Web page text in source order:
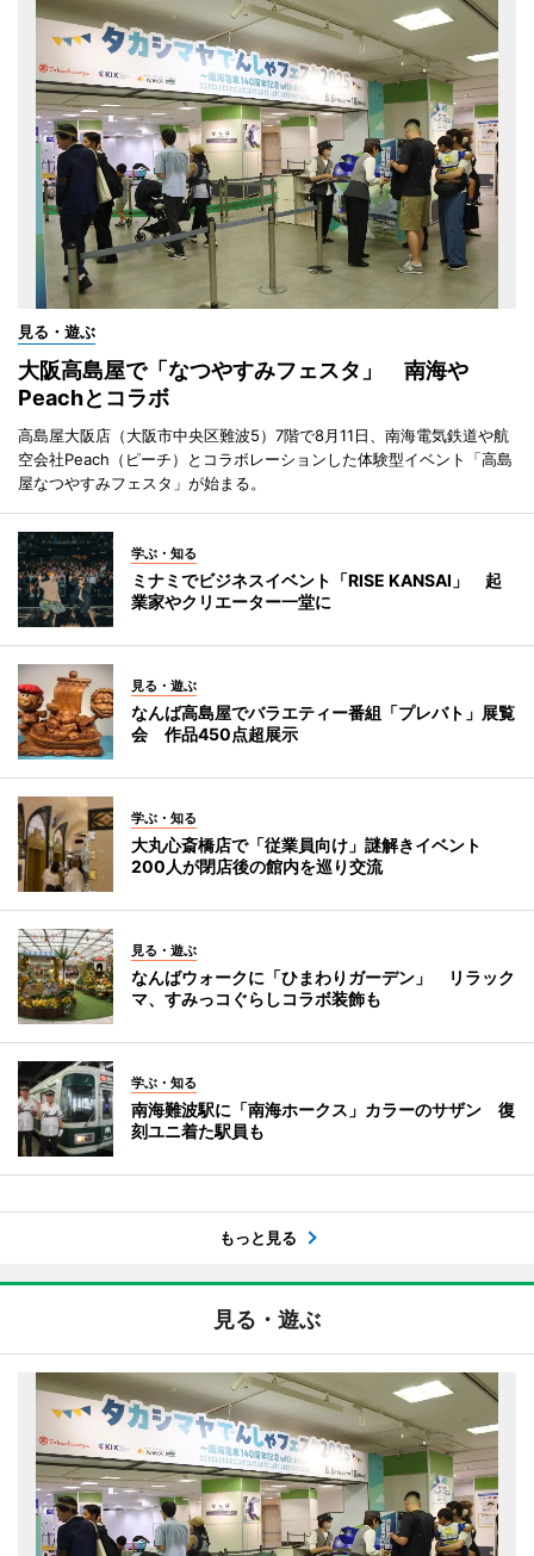
見る・遊ぶ
大阪高島屋で「なつやすみフェスタ」 南海や
Peachとコラボ
高島屋大阪店（大阪市中央区難波5）7階で8月11日、南海電気鉄道や航
空会社Peach（ピーチ）とコラボレーションした体験型イベント「高島
屋なつやすみフェスタ」が始まる。
学ぶ・知る
ミナミでビジネスイベント「RISE KANSAI」 起
業家やクリエーター一堂に
見る・遊ぶ
なんば高島屋でバラエティー番組「プレバト」展覧
会 作品450点超展示
学ぶ・知る
大丸心斎橋店で「従業員向け」謎解きイベント
200人が閉店後の館内を巡り交流
見る・遊ぶ
なんばウォークに「ひまわりガーデン」 リラック
マ、すみっコぐらしコラボ装飾も
学ぶ・知る
南海難波駅に「南海ホークス」カラーのサザン 復
刻ユニ着た駅員も
もっと見る
見る・遊ぶ